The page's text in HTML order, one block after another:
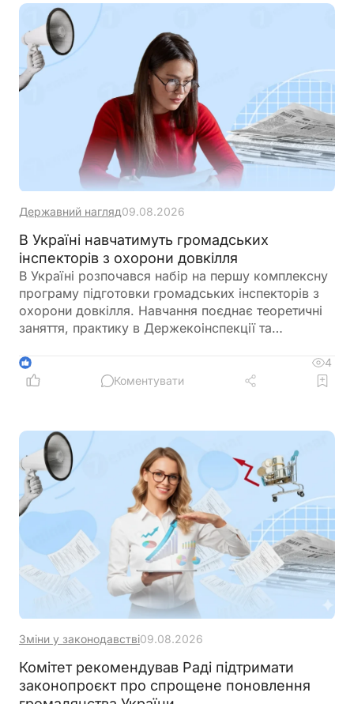
Державний нагляд09.08.2026
В Україні навчатимуть громадських
інспекторів з охорони довкілля
В Україні розпочався набір на першу комплексну
програму підготовки громадських інспекторів з
охорони довкілля. Навчання поєднає теоретичні
заняття, практику в Держекоінспекції та
1
4
Коментувати
Зміни у законодавстві09.08.2026
Комітет рекомендував Раді підтримати
законопроєкт про спрощене поновлення